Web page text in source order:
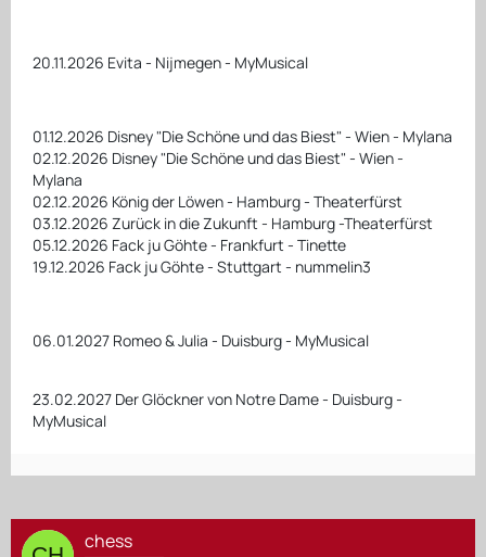
20.11.2026 Evita - Nijmegen - MyMusical
01.12.2026 Disney "Die Schöne und das Biest" - Wien - Mylana
02.12.2026 Disney "Die Schöne und das Biest" - Wien -
Mylana
02.12.2026 König der Löwen - Hamburg - Theaterfürst
03.12.2026 Zurück in die Zukunft - Hamburg -Theaterfürst
05.12.2026 Fack ju Göhte - Frankfurt - Tinette
19.12.2026 Fack ju Göhte - Stuttgart - nummelin3
06.01.2027 Romeo & Julia - Duisburg - MyMusical
23.02.2027 Der Glöckner von Notre Dame - Duisburg -
MyMusical
chess